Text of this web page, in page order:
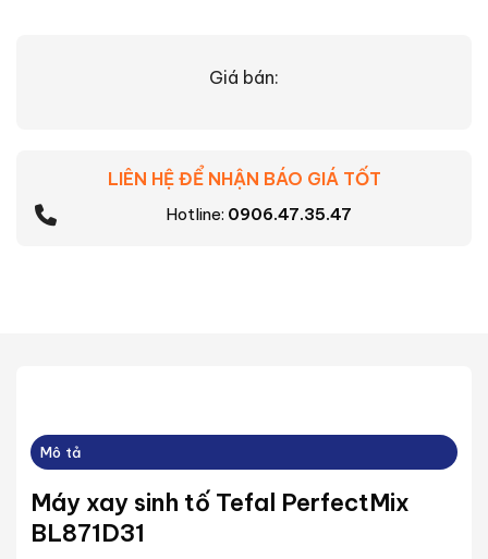
Giá bán:
LIÊN HỆ ĐỂ NHẬN BÁO GIÁ TỐT
Hotline: 0906.47.35.47
Mô tả
Máy xay sinh tố Tefal PerfectMix
BL871D31